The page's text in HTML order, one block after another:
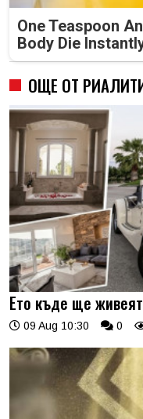
One Teaspoon
Body Die
ОЩЕ ОТ
Ето къде ще
09 Aug 10:30 0